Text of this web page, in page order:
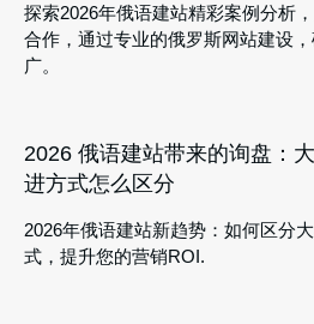
探索2026年俄语建站精彩案例分析
合作，通过专业的俄罗斯网站建设
广。
2026 俄语建站带来的询盘：
进方式怎么区分
2026年俄语建站新趋势：如何区分
式，提升您的营销ROI.